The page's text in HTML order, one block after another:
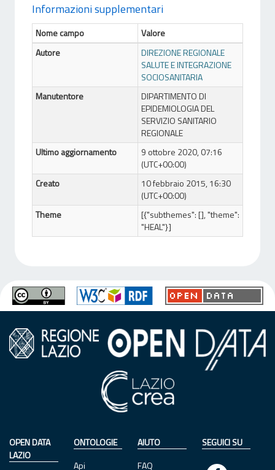
Informazioni supplementari
Nome campo
Valore
Autore
DIREZIONE REGIONALE
SALUTE E INTEGRAZIONE
SOCIOSANITARIA
Manutentore
DIPARTIMENTO DI
EPIDEMIOLOGIA DEL
SERVIZIO SANITARIO
REGIONALE
Ultimo aggiornamento
9 ottobre 2020, 07:16
(UTC+00:00)
Creato
10 febbraio 2015, 16:30
(UTC+00:00)
Theme
[{"subthemes": [], "theme":
"HEAL"}]
OPEN DATA
LAZIO
ONTOLOGIE
Api
AIUTO
FAQ
SEGUICI SU